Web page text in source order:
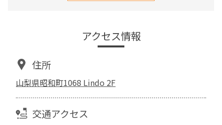
アクセス情報
住所
山梨県昭和町1068 Lindo 2F
交通アクセス